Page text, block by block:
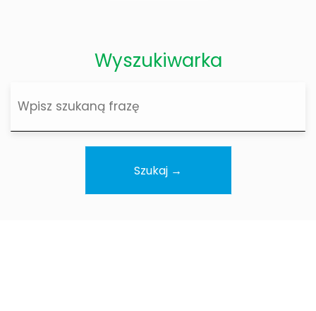
Wyszukiwarka